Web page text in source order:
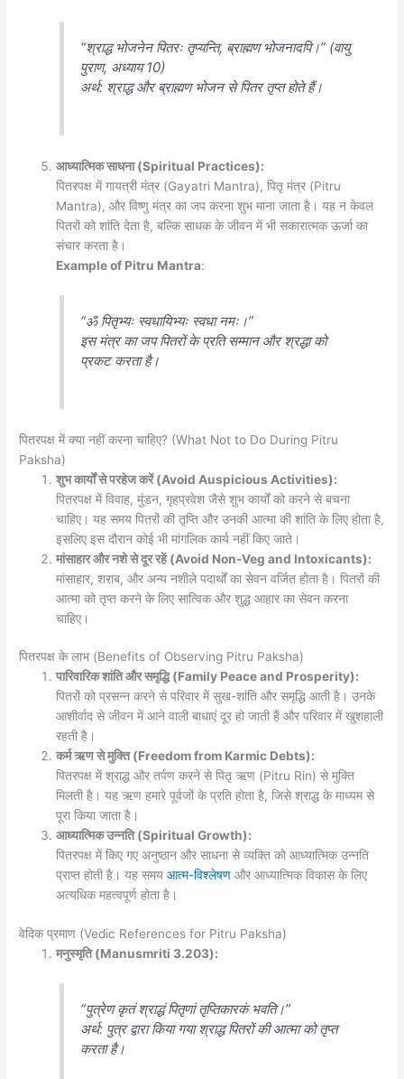
“श्राद्ध भोजनेन पितरः तृप्यन्ति, ब्राह्मण भोजनादपि।” (वायु
पुराण, अध्याय 10)
अर्थ: श्राद्ध और ब्राह्मण भोजन से पितर तृप्त होते हैं।
आध्यात्मिक साधना (Spiritual Practices):
पितरपक्ष में गायत्री मंत्र (Gayatri Mantra), पितृ मंत्र (Pitru
Mantra), और विष्णु मंत्र का जप करना शुभ माना जाता है। यह न केवल
पितरों को शांति देता है, बल्कि साधक के जीवन में भी सकारात्मक ऊर्जा का
संचार करता है।
Example of Pitru Mantra:
“ॐ पितृभ्यः स्वधायिभ्यः स्वधा नमः।”
इस मंत्र का जप पितरों के प्रति सम्मान और श्रद्धा को
प्रकट करता है।
पितरपक्ष में क्या नहीं करना चाहिए? (What Not to Do During Pitru
Paksha)
शुभ कार्यों से परहेज करें (Avoid Auspicious Activities):
पितरपक्ष में विवाह, मुंडन, गृहप्रवेश जैसे शुभ कार्यों को करने से बचना
चाहिए। यह समय पितरों की तृप्ति और उनकी आत्मा की शांति के लिए होता है,
इसलिए इस दौरान कोई भी मांगलिक कार्य नहीं किए जाते।
मांसाहार और नशे से दूर रहें (Avoid Non-Veg and Intoxicants):
मांसाहार, शराब, और अन्य नशीले पदार्थों का सेवन वर्जित होता है। पितरों की
आत्मा को तृप्त करने के लिए सात्विक और शुद्ध आहार का सेवन करना
चाहिए।
पितरपक्ष के लाभ (Benefits of Observing Pitru Paksha)
पारिवारिक शांति और समृद्धि (Family Peace and Prosperity):
पितरों को प्रसन्न करने से परिवार में सुख-शांति और समृद्धि आती है। उनके
आशीर्वाद से जीवन में आने वाली बाधाएं दूर हो जाती हैं और परिवार में खुशहाली
रहती है।
कर्म ऋण से मुक्ति (Freedom from Karmic Debts):
पितरपक्ष में श्राद्ध और तर्पण करने से पितृ ऋण (Pitru Rin) से मुक्ति
मिलती है। यह ऋण हमारे पूर्वजों के प्रति होता है, जिसे श्राद्ध के माध्यम से
पूरा किया जाता है।
आध्यात्मिक उन्नति (Spiritual Growth):
पितरपक्ष में किए गए अनुष्ठान और साधना से व्यक्ति को आध्यात्मिक उन्नति
प्राप्त होती है। यह समयआत्म-विश्लेषणऔर आध्यात्मिक विकास के लिए
अत्यधिक महत्वपूर्ण होता है।
वेदिक प्रमाण (Vedic References for Pitru Paksha)
मनुस्मृति (Manusmriti 3.203):
“पुत्रेण कृतं श्राद्धं पितृणां तृप्तिकारकं भवति।”
अर्थ: पुत्र द्वारा किया गया श्राद्ध पितरों की आत्मा को तृप्त
करता है।